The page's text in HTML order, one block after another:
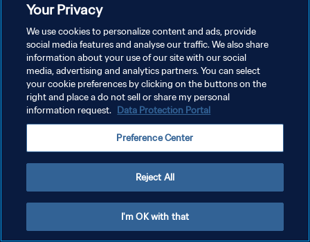
POLITIQUE DE CONFIDENTIALITÉ
CONDITIONS D'UTILISATION
GÉRER VOS PRÉFÉRENCES SUR LES COOKIES
Your Privacy
We use cookies to personalize content and ads, provide
social media features and analyse our traffic. We also share
information about your use of our site with our social
media, advertising and analytics partners. You can select
your cookie preferences by clicking on the buttons on the
right and place a do not sell or share my personal
information request. Data Protection Portal
Preference Center
Reject All
I'm OK with that